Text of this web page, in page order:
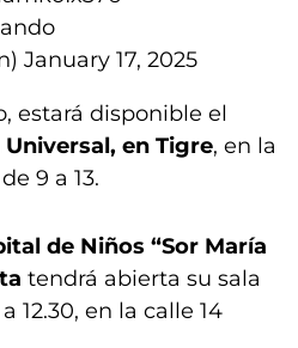
January 17, 2025
estará disponible el
Universal, en Tigre, en la
9 a 13.
de Niños “Sor María
tendrá abierta su sala
12.30, en la calle 14